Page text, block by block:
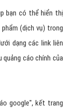
bạn có thể hiển thị
(dịch vụ) trong
dạng các link liên
quảng cáo chính của
google", kết trang